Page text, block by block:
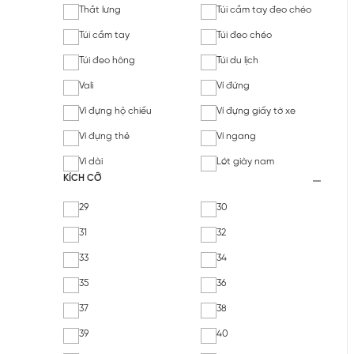
Thắt lưng Túi cầm tay đeo chéo
Túi cầm tay Túi đeo chéo
Túi đeo hông Túi du lịch
Vali Ví đứng
Ví đựng hộ chiếu Ví đựng giấy tờ xe
Ví đựng thẻ Ví ngang
Ví dài
Lót giày nam
KÍCH CỠ
29 30
31 32
33 34
35 36
37 38
39 40